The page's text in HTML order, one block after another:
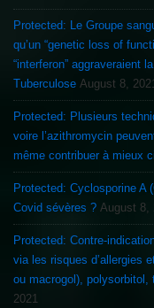
Protected: Le Groupe
qu’un “genetic loss of
“interferon” aggraveraient
Tuberculose August 8, 2021
Protected: Plusieurs
voire l’azithromycin
même contribuer à mieux
Protected: Cyclosporine A (CSA) pour l’hyper-inflammation des cas
Covid sévères ? August 8,
Protected: Contre-
via les risques d’allergies
ou macrogol), polysorbitol,
2021